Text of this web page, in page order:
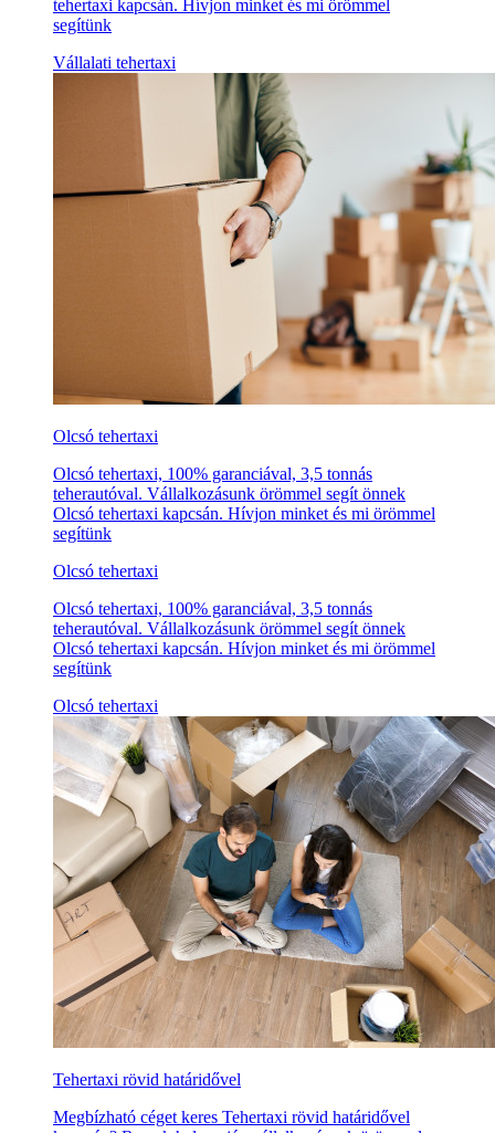
tehertaxi kapcsán. Hívjon minket és mi örömmel
segítünk
Vállalati tehertaxi
Olcsó tehertaxi
Olcsó tehertaxi, 100% garanciával, 3,5 tonnás
teherautóval. Vállalkozásunk örömmel segít önnek
Olcsó tehertaxi kapcsán. Hívjon minket és mi örömmel
segítünk
Olcsó tehertaxi
Olcsó tehertaxi, 100% garanciával, 3,5 tonnás
teherautóval. Vállalkozásunk örömmel segít önnek
Olcsó tehertaxi kapcsán. Hívjon minket és mi örömmel
segítünk
Olcsó tehertaxi
Tehertaxi rövid határidővel
Megbízható céget keres Tehertaxi rövid határidővel